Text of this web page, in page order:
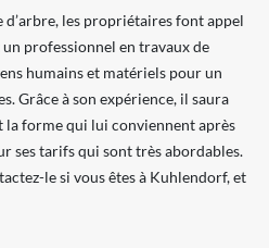
les propriétaires font appel
un professionnel en travaux de
humains et matériels pour un
Grâce à son expérience, il saura
la forme qui lui conviennent après
ses tarifs qui sont très abordables.
le si vous êtes à Kuhlendorf, et